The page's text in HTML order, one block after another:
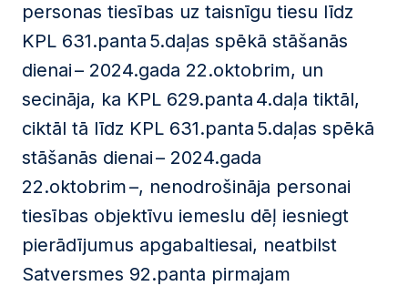
personas tiesības uz taisnīgu tiesu līdz
KPL 631.panta 5.daļas spēkā stāšanās
dienai– 2024.gada 22.oktobrim, un
secināja, ka KPL 629.panta 4.daļa tiktāl,
ciktāl tā līdz KPL 631.panta 5.daļas spēkā
stāšanās dienai – 2024.gada
22.oktobrim–, nenodrošināja personai
tiesības objektīvu iemeslu dēļ iesniegt
pierādījumus apgabaltiesai, neatbilst
Satversmes 92.panta pirmajam